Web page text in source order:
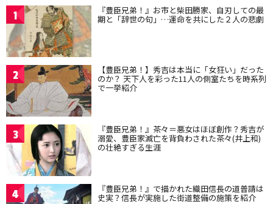
1 『豊臣兄弟！』お市と柴田勝家、自刃しての最
期と「辞世の句」…運命を共にした２人の悲劇
2 【豊臣兄弟！】秀吉は本当に「女狂い」だった
のか？ 天下人を彩った11人の側室たちを時系列
で一挙紹介
3 『豊臣兄弟！』茶々＝悪女はほぼ創作？秀吉が
溺愛、豊臣家滅亡を背負わされた茶々(井上和)
の壮絶すぎる生涯
4 『豊臣兄弟！』で描かれた織田信長の道普請は
史実？信長が実施した街道整備の施策を紹介